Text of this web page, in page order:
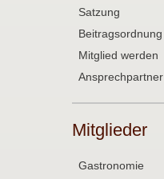
Satzung
Beitragsordnung
Mitglied werden
Ansprechpartner
Mitglieder
Gastronomie